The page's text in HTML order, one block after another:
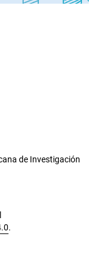
de Investigación
.